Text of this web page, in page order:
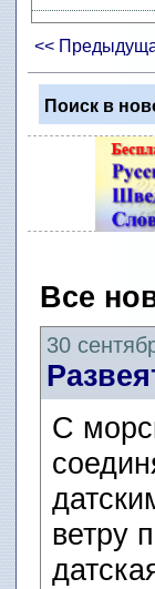
<<
Поиск в
Все
30
С
ветру